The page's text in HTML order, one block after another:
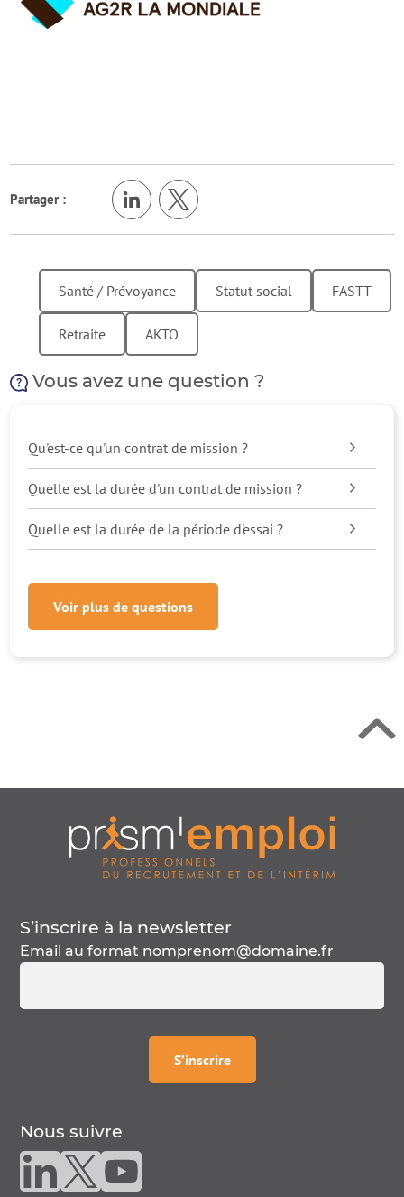
Partager :
Santé / Prévoyance Statut social FASTT
Retraite AKTO
Vous avez une question ?
Qu'est-ce qu'un contrat de mission ?
Quelle est la durée d'un contrat de mission ?
Quelle est la durée de la période d'essai ?
Voir plus de questions
S’inscrire à la newsletter
Email au format nomprenom@domaine.fr
S’inscrire
à lanewsletter
Nous suivre
Nous suivre sur linkedin
Nous suivre sur twitter
Nous suivre sur youtube